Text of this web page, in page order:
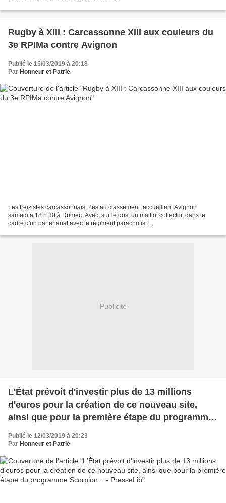
Rugby à XIII : Carcassonne XIII aux couleurs du
3e RPIMa contre Avignon
Publié le 15/03/2019 à 20:18
Par Honneur et Patrie
Les treizistes carcassonnais, 2es au classement, accueillent Avignon
samedi à 18 h 30 à Domec. Avec, sur le dos, un maillot collector, dans le
cadre d'un partenariat avec le régiment parachutist...
Publicité
L'État prévoit d'investir plus de 13 millions
d'euros pour la création de ce nouveau site,
ainsi que pour la première étape du programme
Publié le 12/03/2019 à 20:23
Par Honneur et Patrie